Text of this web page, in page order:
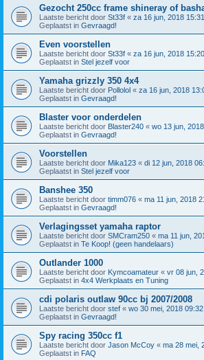
Gezocht 250cc frame shineray of
Laatste bericht door St33f « za 16 jun, 2018 15:31
Geplaatst in Gevraagd!
Even voorstellen
Laatste bericht door St33f « za 16 jun, 2018 15:20
Geplaatst in Stel jezelf voor
Yamaha grizzly 350 4x4
Laatste bericht door Pollolol « za 16 jun, 2018
Geplaatst in Gevraagd!
Blaster voor onderdelen
Laatste bericht door Blaster240 « wo 13 jun,
Geplaatst in Gevraagd!
Voorstellen
Laatste bericht door Mika123 « di 12 jun, 2018
Geplaatst in Stel jezelf voor
Banshee 350
Laatste bericht door timm076 « ma 11 jun, 2018
Geplaatst in Gevraagd!
Verlagingsset yamaha raptor
Laatste bericht door SMCram250 « ma 11 jun,
Geplaatst in Te Koop! (geen handelaars)
Outlander 1000
Laatste bericht door Kymcoamateur « vr 08 jun,
Geplaatst in 4x4 Werkplaats en Tuning
cdi polaris outlaw 90cc bj 2007/2008
Laatste bericht door stef « wo 30 mei, 2018 09:32
Geplaatst in Gevraagd!
Spy racing 350cc f1
Laatste bericht door Jason McCoy « ma 28 mei,
Geplaatst in FAQ